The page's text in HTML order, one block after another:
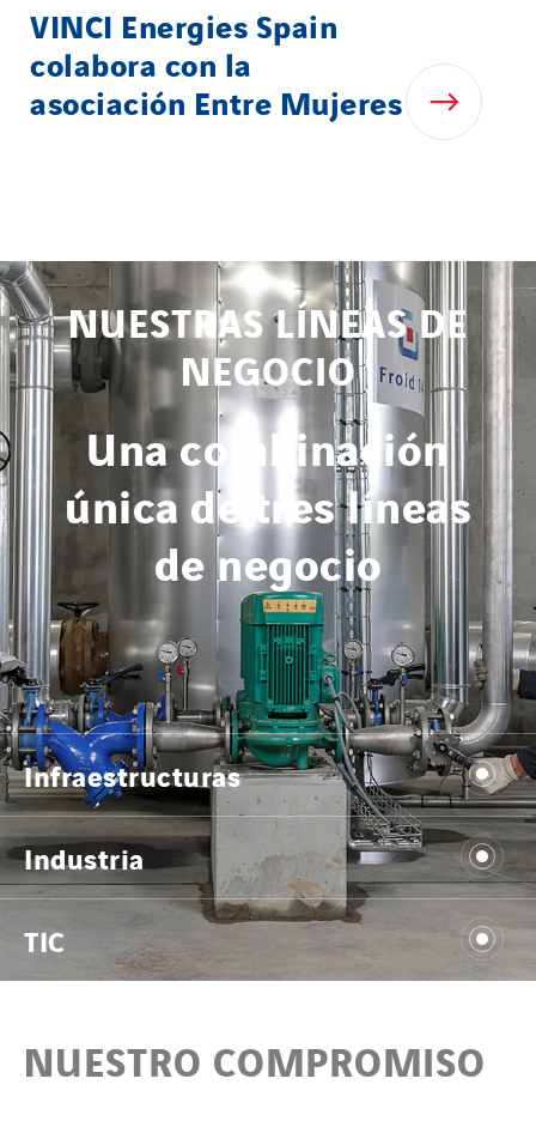
VINCI Energies Spain
colabora con la
asociación Entre Mujeres
NUESTRAS LÍNEAS DE
NEGOCIO
Una combinación
única de tres líneas
de negocio
Infraestructuras
Industria
TIC
NUESTRO COMPROMISO